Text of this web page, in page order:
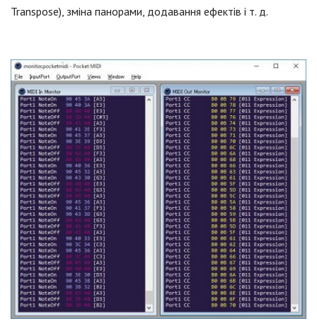
Transpose), зміна панорами, додавання ефектів і т. д.